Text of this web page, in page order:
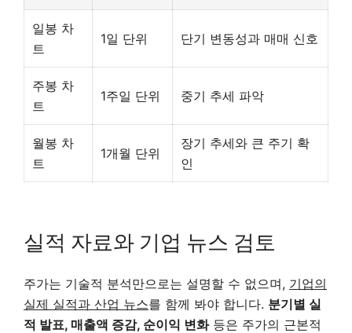
일봉 차
트
1일 단위 단기 변동성과 매매 신호
주봉 차
트
1주일 단위 중기 추세 파악
월봉 차
트
1개월 단위
장기 추세와 큰 주기 확
인
실적 자료와 기업 뉴스 검토
주가는 기술적 분석만으로는 설명할 수 없으며, 기업의
실제 실적과 산업 뉴스를 함께 봐야 합니다. 분기별 실
적 발표, 매출액 증감, 순이익 변화등은 주가의 근본적